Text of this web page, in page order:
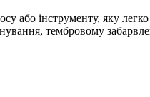
або інструменту, яку легко
тембровому